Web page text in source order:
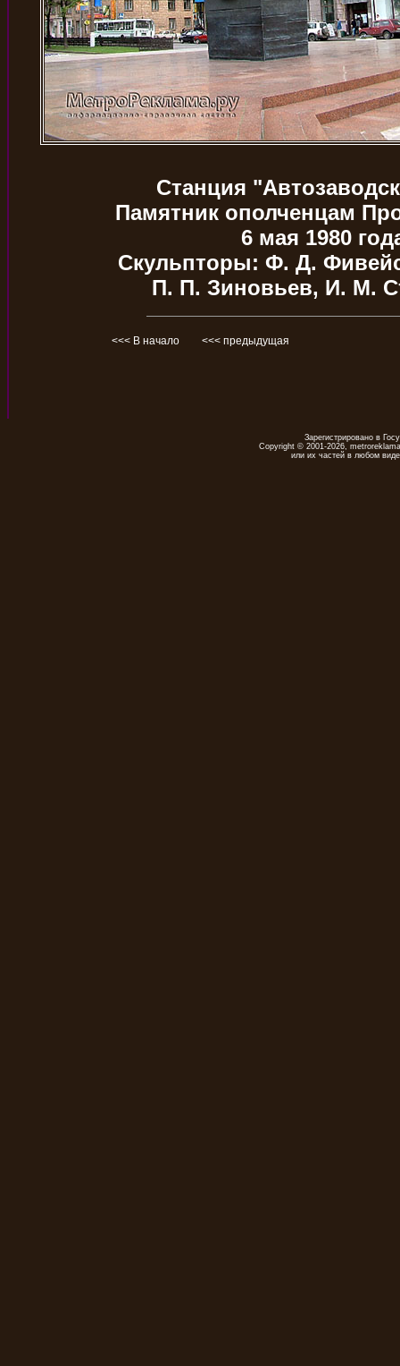
Станция
Памятник ополченцам
6 мая 1980
Скульпторы: Ф. Д.
П. П. Зиновьев, И. М.
<<< В начало <<< предыдущая
Зарегистрировано в
Copyright © 2001-2026,
или их частей в любом